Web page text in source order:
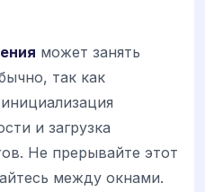
может занять
так как
и загрузка
Не прерывайте этот
между окнами.